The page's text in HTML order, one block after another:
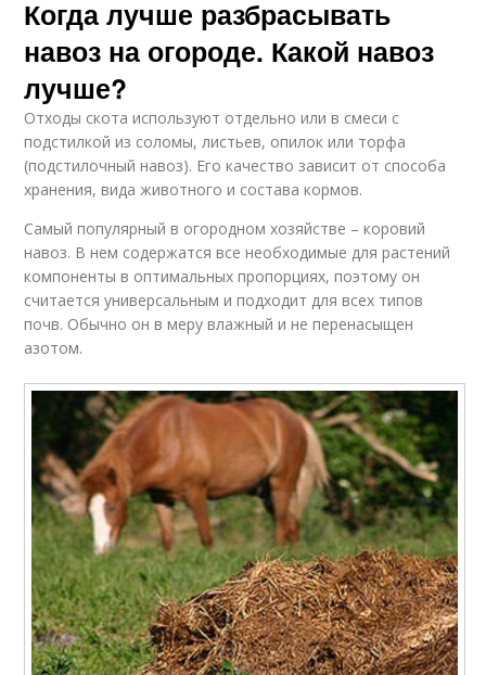
Когда лучше разбрасывать
навоз на огороде. Какой навоз
лучше?
Отходы скота используют отдельно или в смеси с
подстилкой из соломы, листьев, опилок или торфа
(подстилочный навоз). Его качество зависит от способа
хранения, вида животного и состава кормов.
Самый популярный в огородном хозяйстве – коровий
навоз. В нем содержатся все необходимые для растений
компоненты в оптимальных пропорциях, поэтому он
считается универсальным и подходит для всех типов
почв. Обычно он в меру влажный и не перенасыщен
азотом.